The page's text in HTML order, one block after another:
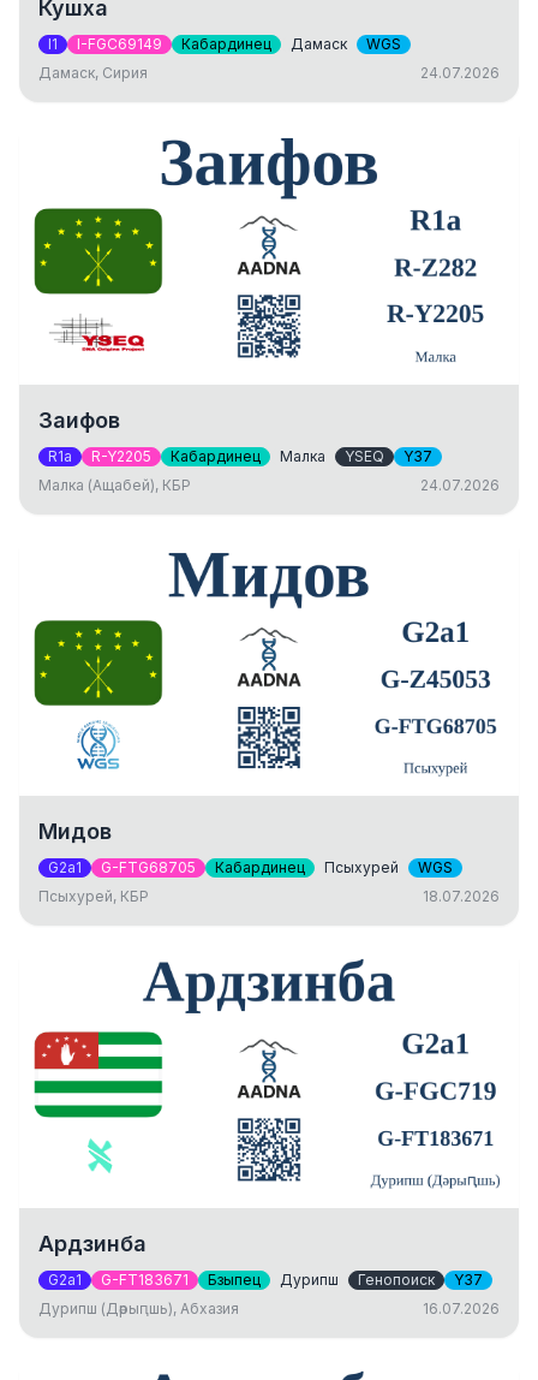
Кушха
I1 I-FGC69149 Кабардинец Дамаск
WGS
Дамаск, Сирия
24.07.2026
Заифов
R1a R-Y2205 Кабардинец Малка YSEQ
Y37
Малка (Ащабей), КБР
24.07.2026
Мидов
G2a1 G-FTG68705 Кабардинец Псыхурей
WGS
Псыхурей, КБР
18.07.2026
Ардзинба
G2a1 G-FT183671 Бзыпец Дурипш Генопоиск
Y37
Дурипш (Дәрыԥшь), Абхазия
16.07.2026